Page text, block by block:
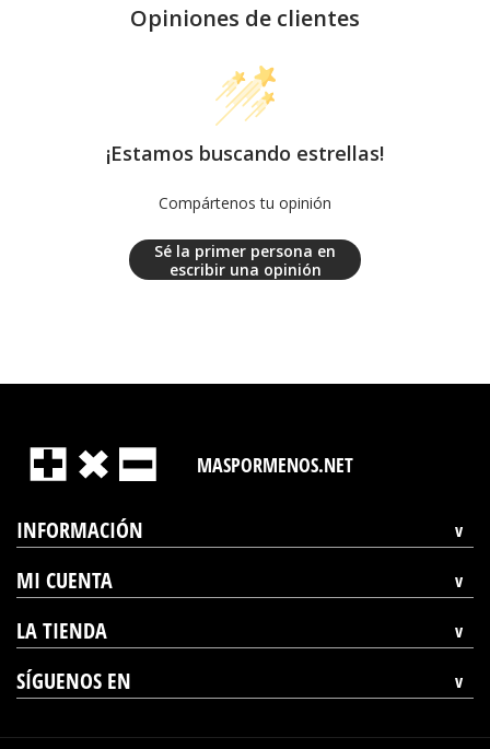
Opiniones de clientes
¡Estamos buscando estrellas!
Compártenos tu opinión
Sé la primer persona en
escribir una opinión
MASPORMENOS.NET
INFORMACIÓN
MI CUENTA
LA TIENDA
SÍGUENOS EN